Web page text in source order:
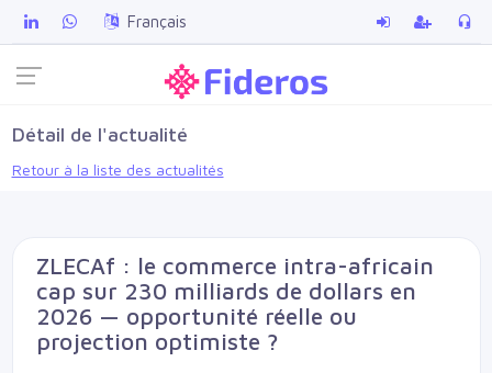
Français
Détail de l'actualité
Retour à la liste des actualités
ZLECAf : le commerce intra-africain
cap sur 230 milliards de dollars en
2026 — opportunité réelle ou
projection optimiste ?